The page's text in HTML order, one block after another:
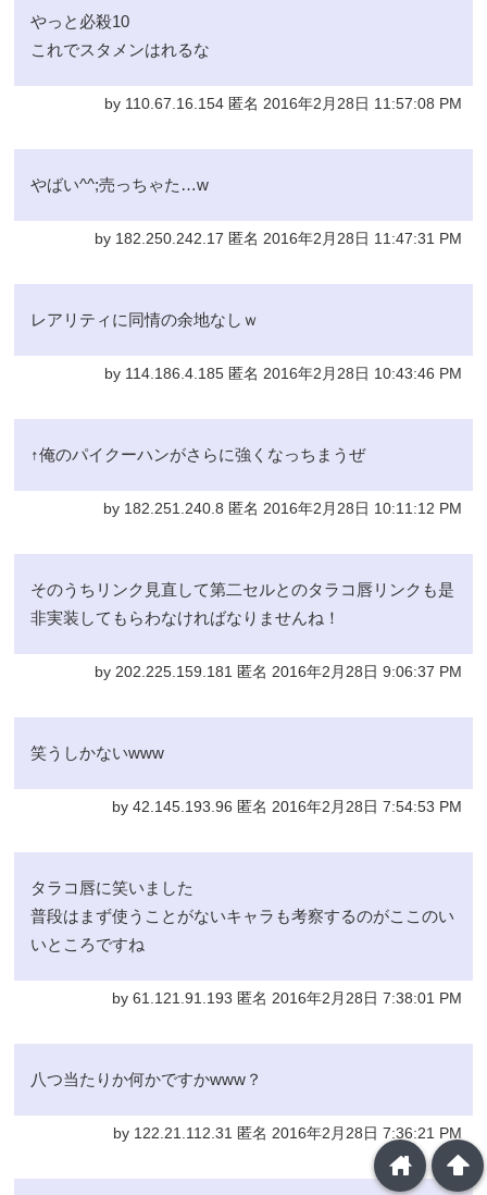
やっと必殺10
これでスタメンはれるな
by 110.67.16.154 匿名 2016年2月28日 11:57:08 PM
やばい^^;売っちゃた…w
by 182.250.242.17 匿名 2016年2月28日 11:47:31 PM
レアリティに同情の余地なしｗ
by 114.186.4.185 匿名 2016年2月28日 10:43:46 PM
↑俺のパイクーハンがさらに強くなっちまうぜ
by 182.251.240.8 匿名 2016年2月28日 10:11:12 PM
そのうちリンク見直して第二セルとのタラコ唇リンクも是
非実装してもらわなければなりませんね！
by 202.225.159.181 匿名 2016年2月28日 9:06:37 PM
笑うしかないwww
by 42.145.193.96 匿名 2016年2月28日 7:54:53 PM
タラコ唇に笑いました
普段はまず使うことがないキャラも考察するのがここのい
いところですね
by 61.121.91.193 匿名 2016年2月28日 7:38:01 PM
八つ当たりか何かですかwww？
by 122.21.112.31 匿名 2016年2月28日 7:36:21 PM
arrowup
home